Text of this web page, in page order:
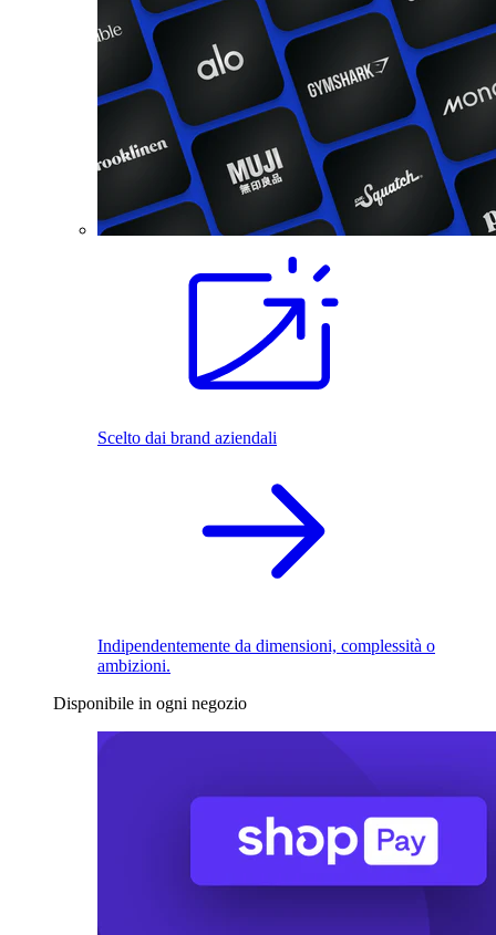
Scelto dai brand aziendali
Indipendentemente da dimensioni, complessità o
ambizioni.
Disponibile in ogni negozio